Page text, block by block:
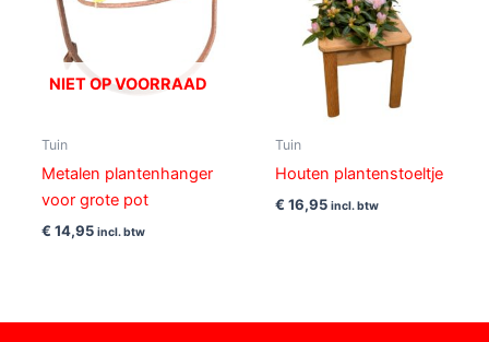
NIET OP VOORRAAD
Tuin
Metalen plantenhanger
voor grote pot
€ 14,95 incl. btw
Tuin
Houten plantenstoeltje
€ 16,95 incl. btw